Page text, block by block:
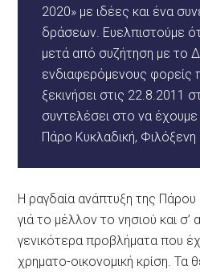
2020» με ιδέες και ένα
δράσεων. Ευελπιστούμε
μετά από συζήτηση με το
ενδιαφερόμενους φορείς
ξεκινήσει στις 22.8.2011
συντελέσει στο να έχουμε
Πάρο Κυκλαδική, Φιλόξενη
Η ραγδαία ανάπτυξη της Πάρου
γιά το μέλλον το νησιού και σ’
γενικότερα προβλήματα που
χρηματο-οικονομική κρίση.